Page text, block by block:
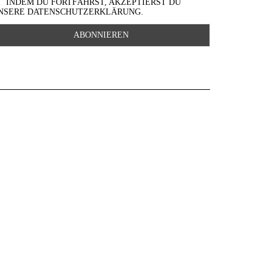
INDEM DU FORTFÄHRST, AKZEPTIERST DU
DATENSCHUTZERKLÄRUNG.